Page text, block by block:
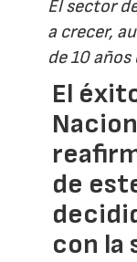
El sector
a crecer,
de 10
El
de
con la